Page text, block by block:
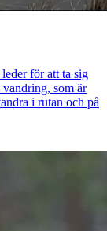
för att ta sig
vandring, som är
i rutan och på